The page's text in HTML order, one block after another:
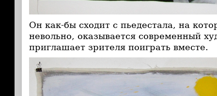
Он как-бы сходит с пьедестала, на
невольно, оказывается современный
приглашает зрителя поиграть вместе.